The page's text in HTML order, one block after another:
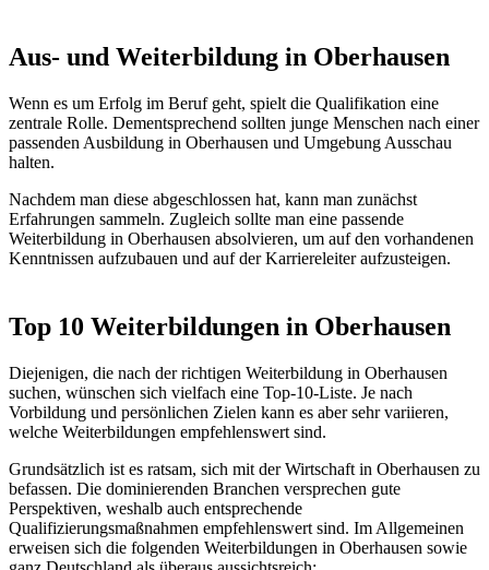
Aus- und Weiterbildung in Oberhausen
Wenn es um Erfolg im Beruf geht, spielt die Qualifikation eine
zentrale Rolle. Dementsprechend sollten junge Menschen nach einer
passenden Ausbildung in Oberhausen und Umgebung Ausschau
halten.
Nachdem man diese abgeschlossen hat, kann man zunächst
Erfahrungen sammeln. Zugleich sollte man eine passende
Weiterbildung in Oberhausen absolvieren, um auf den vorhandenen
Kenntnissen aufzubauen und auf der Karriereleiter aufzusteigen.
Top 10 Weiterbildungen in Oberhausen
Diejenigen, die nach der richtigen Weiterbildung in Oberhausen
suchen, wünschen sich vielfach eine Top-10-Liste. Je nach
Vorbildung und persönlichen Zielen kann es aber sehr variieren,
welche Weiterbildungen empfehlenswert sind.
Grundsätzlich ist es ratsam, sich mit der Wirtschaft in Oberhausen zu
befassen. Die dominierenden Branchen versprechen gute
Perspektiven, weshalb auch entsprechende
Qualifizierungsmaßnahmen empfehlenswert sind. Im Allgemeinen
erweisen sich die folgenden Weiterbildungen in Oberhausen sowie